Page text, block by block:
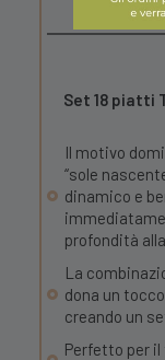
Set 18 piatti
Il motivo
“sole
dinamico e
profondità
La
dona un
creando un
Perfetto per